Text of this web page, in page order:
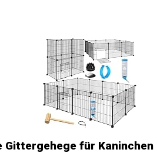
Gittergehege für